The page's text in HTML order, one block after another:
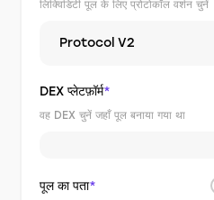
लिक्विडिटी पूल के लिए प्रोटोकॉल वर्शन चुनें
Protocol V2
DEX प्लेटफ़ॉर्म*
वह DEX चुनें जहाँ पूल बनाया गया था
पूल का पता*